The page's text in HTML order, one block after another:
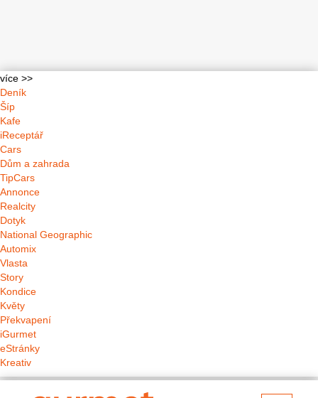
více >>
Deník
Šíp
Kafe
iReceptář
Cars
Dům a zahrada
TipCars
Annonce
Realcity
Dotyk
National Geographic
Automix
Vlasta
Story
Kondice
Květy
Překvapení
iGurmet
eStránky
Kreativ